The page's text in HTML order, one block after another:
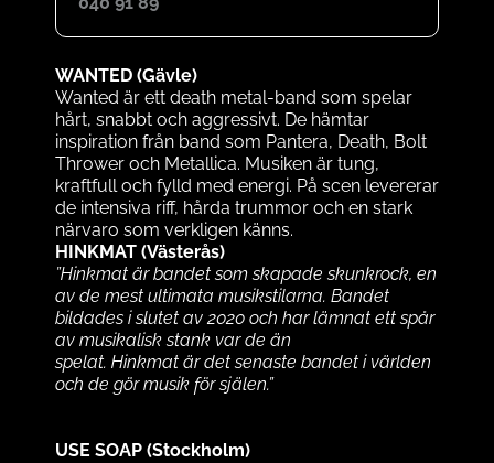
WANTED (Gävle)
Wanted är ett death metal-band som spelar
hårt, snabbt och aggressivt. De hämtar
inspiration från band som Pantera, Death, Bolt
Thrower och Metallica. Musiken är tung,
kraftfull och fylld med energi. På scen levererar
de intensiva riff, hårda trummor och en stark
närvaro som verkligen känns.
HINKMAT (Västerås)
”Hinkmat är bandet som skapade skunkrock, en
av de mest ultimata musikstilarna. Bandet
bildades i slutet av 2020 och har lämnat ett spår
av musikalisk stank var de än
spelat. Hinkmat är det senaste bandet i världen
och de gör musik för själen.”
USE SOAP (Stockholm)